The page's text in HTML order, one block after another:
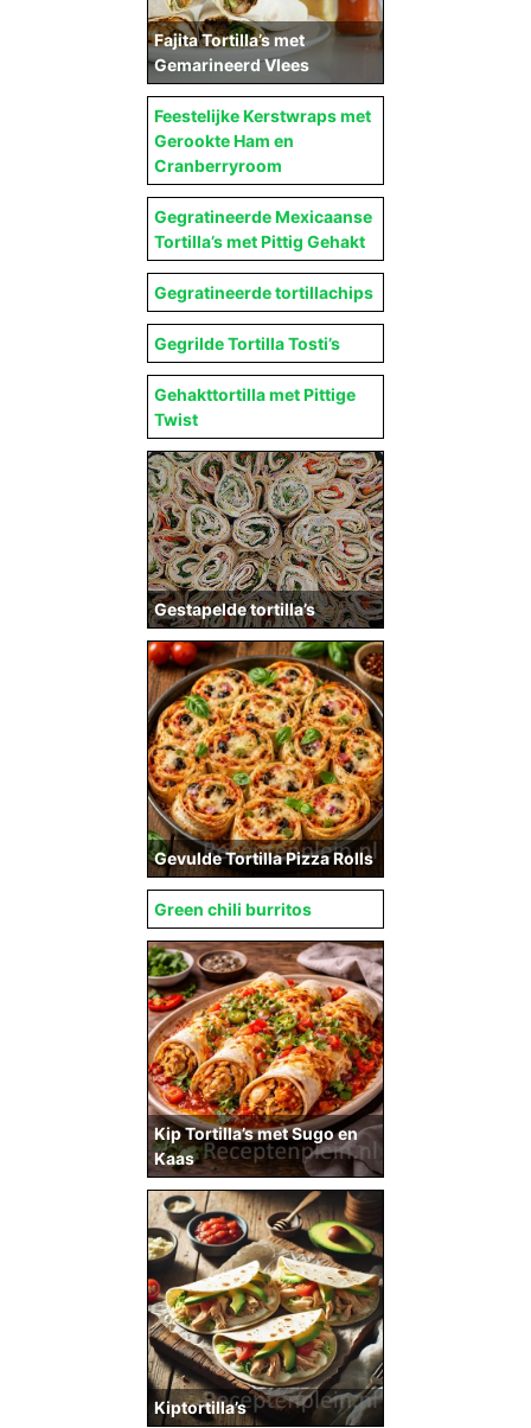
Fajita Tortilla’s met
Gemarineerd Vlees
Feestelijke Kerstwraps met
Gerookte Ham en
Cranberryroom
Gegratineerde Mexicaanse
Tortilla’s met Pittig Gehakt
Gegratineerde tortillachips
Gegrilde Tortilla Tosti’s
Gehakttortilla met Pittige
Twist
Gestapelde tortilla’s
Gevulde Tortilla Pizza Rolls
Green chili burritos
Kip Tortilla’s met Sugo en
Kaas
Kiptortilla’s